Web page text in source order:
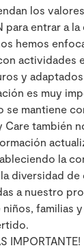
los valores
para entrar a
hemos
actividades
y
es muy
mantiene
Care también
la
diversidad de
a nuestro
familias
IMPORTANTE!